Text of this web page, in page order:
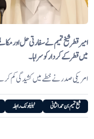
امیر قطر شیخ تمیم نے سفارتی حل اور
میں قطر کے کردار کو سراہا۔
امریکی صدر نے خطے میں کشیدگی کم
شیخ تمیم بن حمد الثانی ٹیلیفونک رابطہ